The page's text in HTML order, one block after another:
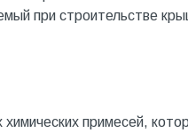
при строительстве
примесей,